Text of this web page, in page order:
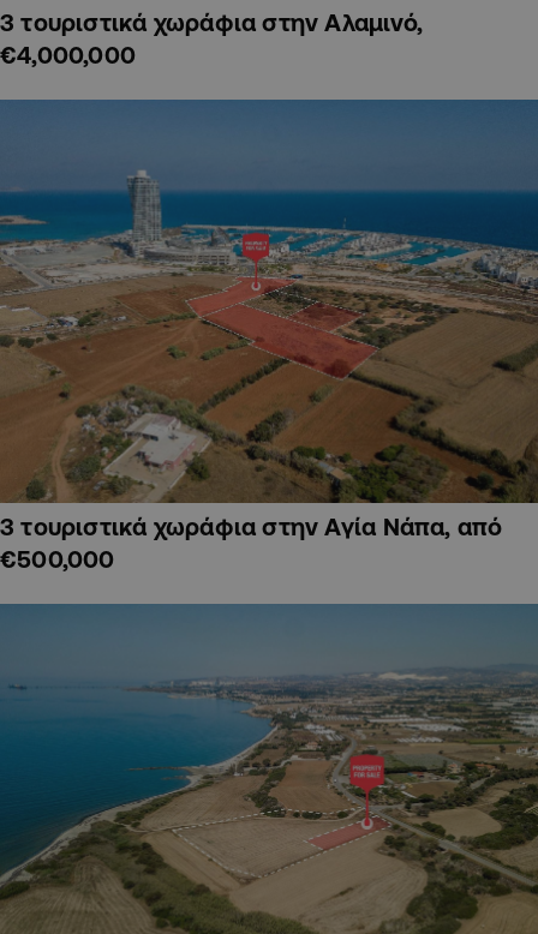
3 τουριστικά χωράφια στην Αλαμινό,
€4,000,000
3 τουριστικά χωράφια στην Αγία Νάπα, από
€500,000